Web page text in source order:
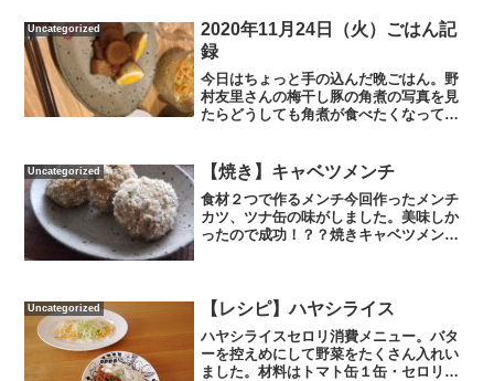
取します。それは本は多く...
Uncategorized
2020年11月24日（火）ごはん記
録
今日はちょっと手の込んだ晩ごはん。野
村友里さんの梅干し豚の角煮の写真を見
たらどうしても角煮が食べたくなって、
がないので、１時間下茹でをしっかりし
て作りましたよ。そんな火...
Uncategorized 【焼き】キャベツメンチ
食材２つで作るメンチ今回作ったメンチ
カツ、ツナ缶の味がしました。美味しか
ったので成功！？？焼きキャベツメンチ
塩もみしておきます。...
Uncategorized 【レシピ】ハヤシライス
ハヤシライスセロリ消費メニュー。バタ
ーを控えめにして野菜をたくさん入れい
ました。材料はトマト缶１缶・セロリ５